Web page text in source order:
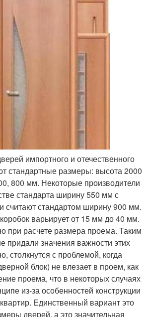
импортного и отечественного
стандартные размеры: высота 2000
800 мм. Некоторые производители
стандарта ширину 550 мм с
считают стандартом ширину 900 мм.
варьирует от 15 мм до 40 мм.
при расчете размера проема. Таким
придали значения важности этих
столкнутся с проблемой, когда
блок) не влезает в проем, как
проема, что в некоторых случаях
из-за особенностей конструкции
Единственный вариант это
дверей, а это значительная